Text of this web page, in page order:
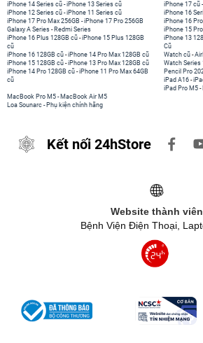
iPhone 14 Series cũ -iPhone 13 Series cũ
iPhone 12 Series cũ -iPhone 11 Series cũ
iPhone 17 Pro Max 256GB -iPhone 17 Pro 256GB
Galaxy A Series - Redmi Series
iPhone 17 cũ -
iPhone 16
iPhone 16
iPhone 15
iPhone 16 Plus 128GB cũ -iPhone 15 Plus 128GB
cũ
iPhone 16 128GB cũ -iPhone 14 Pro Max 128GB cũ
iPhone 15 128GB cũ -iPhone 13 Pro Max 128GB cũ
iPhone 14 Pro 128GB cũ -iPhone 11 Pro Max 64GB
cũ
iPhone 13
Cũ
Watch cũ -
Watch Series
Pencil Pro
iPad A16 -
iPad Pro M5 -
MacBook Pro M5 - MacBook Air M5
Loa Sounarc - Phụ kiện chính hãng
Kết nối 24hStore
Website thành
Bệnh Viện Điện Thoại,